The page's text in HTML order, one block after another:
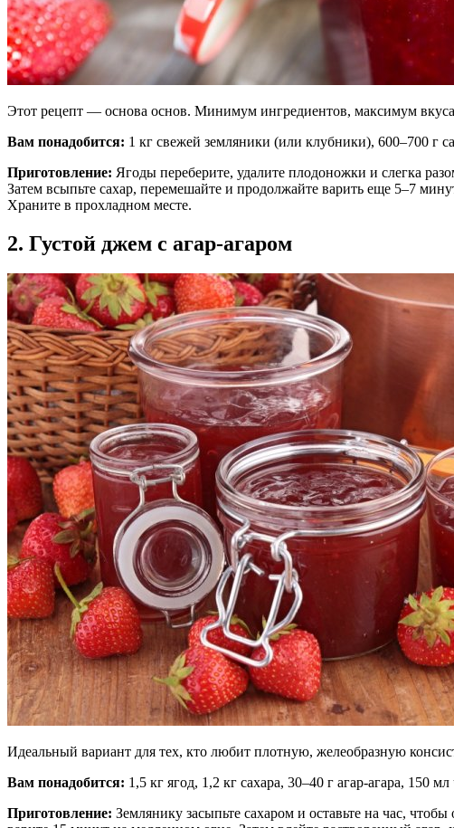
Этот рецепт — основа основ. Минимум ингредиентов, максимум
Вам понадобится: 1 кг свежей земляники (или клубники), 600–700 г
Приготовление: Ягоды переберите, удалите плодоножки и слегка
Затем всыпьте сахар, перемешайте и продолжайте варить еще 5–7
Храните в прохладном месте.
2. Густой джем с агар-агаром
Идеальный вариант для тех, кто любит плотную, желеобразную
Вам понадобится: 1,5 кг ягод, 1,2 кг сахара, 30–40 г агар-агара, 150
Приготовление: Землянику засыпьте сахаром и оставьте на час,